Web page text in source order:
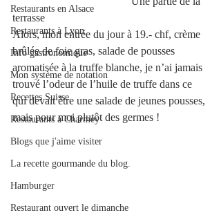
Restaurants en Alsace
Restaurants à Lyon
Info gastronomique
Mon système de notation
Recettes Suisse
Restaurants à Charmey
Blogs que j'aime visiter
La recette gourmande du blog.
Hamburger
Restaurant ouvert le dimanche
terrasse
Alors, mon entrée du jour à 19.- chf, crème
brûlée de foie gras, salade de pousses
aromatisée à la truffe blanche, je n’ai jamais
trouvé l’odeur de l’huile de truffe dans ce
qui devait être une salade de jeunes pousses,
mais pour moi plutôt des germes !